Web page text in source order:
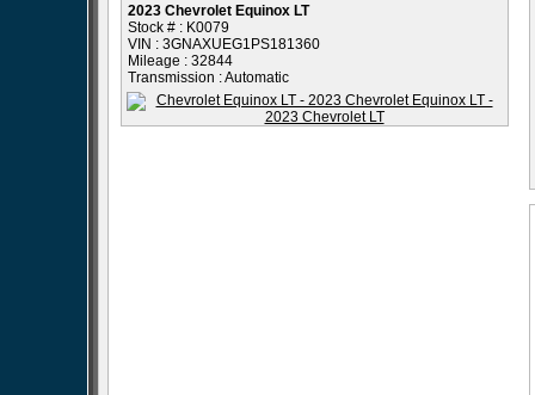
2023 Chevrolet Equinox LT
Stock # : K0079
VIN : 3GNAXUEG1PS181360
Mileage : 32844
Transmission : Automatic